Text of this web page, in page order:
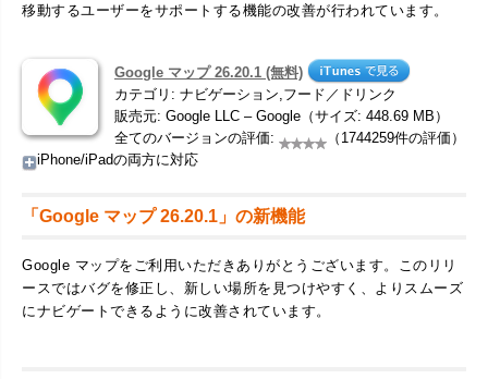
移動するユーザーをサポートする機能の改善が行われています。
Google マップ 26.20.1 (無料)
カテゴリ: ナビゲーション,フード／ドリンク
販売元: Google LLC – Google（サイズ: 448.69 MB）
全てのバージョンの評価:
（1744259件の評価）
iPhone/iPadの両方に対応
「Google マップ 26.20.1」の新機能
Google マップをご利用いただきありがとうございます。このリリ
ースではバグを修正し、新しい場所を見つけやすく、よりスムーズ
にナビゲートできるように改善されています。